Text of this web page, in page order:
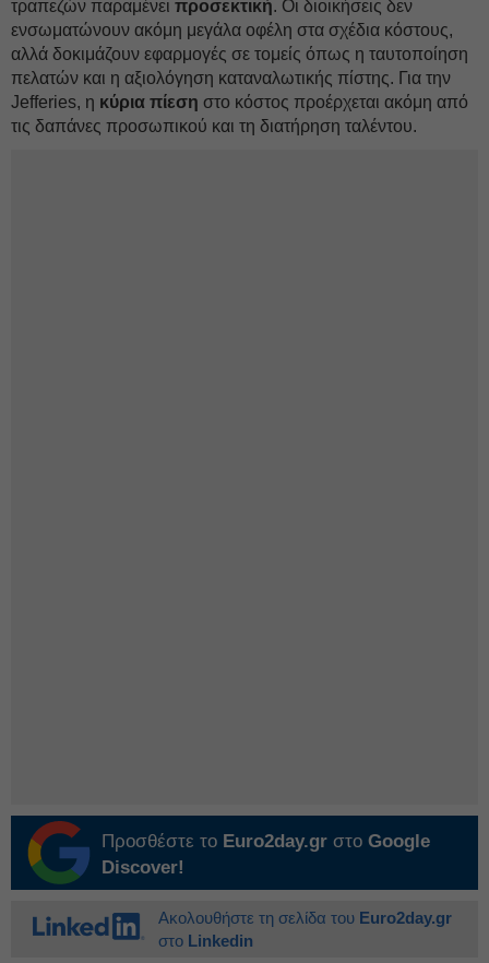
τραπεζών παραμένει προσεκτική. Οι διοικήσεις δεν
ενσωματώνουν ακόμη μεγάλα οφέλη στα σχέδια κόστους,
αλλά δοκιμάζουν εφαρμογές σε τομείς όπως η ταυτοποίηση
πελατών και η αξιολόγηση καταναλωτικής πίστης. Για την
Jefferies, η κύρια πίεση στο κόστος προέρχεται ακόμη από
τις δαπάνες προσωπικού και τη διατήρηση ταλέντου.
Προσθέστε το Euro2day.gr στο Google
Discover!
Ακολουθήστε τη σελίδα του Euro2day.gr
στο Linkedin